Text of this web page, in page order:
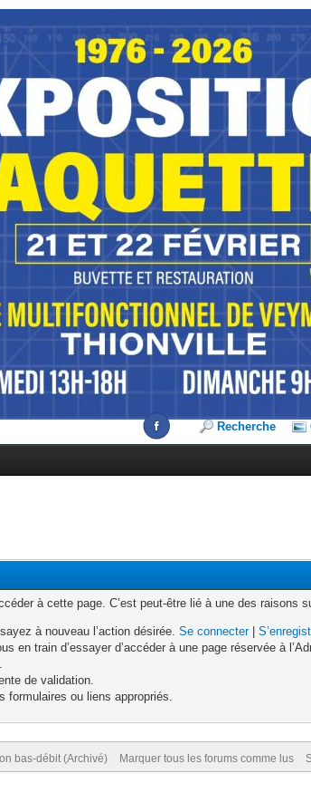
Recherche
à cette page. C’est peut-être lié à une des raisons
à nouveau l’action désirée.Se connecter|
en train d’essayer d’accéder à une page réservée à
de validation.
formulaires ou liens appropriés.
bas-débit (Archivé) Marquer tous les forums comme lus